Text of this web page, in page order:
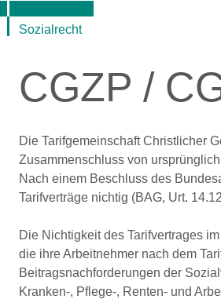
Sozialrecht
CGZP /
Die Tarifgemeinschaft Christlicher
Zusammenschluss von
Nach einem Beschluss des
Tarifverträge nichtig (BAG, Urt.
Die Nichtigkeit des Tarifvertrages
die ihre Arbeitnehmer nach dem
Beitragsnachforderungen der
Kranken-, Pflege-, Renten- und